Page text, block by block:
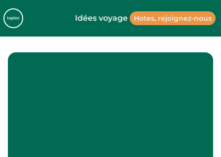
Idées voyage Hotes, rejoignez-nous